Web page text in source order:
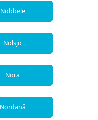
Nöbbele
Nolsjö
Nora
Nordanå